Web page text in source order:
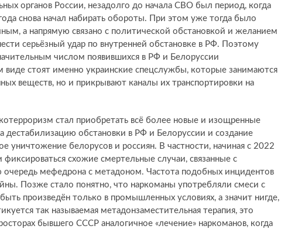
органов России, незадолго до начала СВО был период, когда
снова начал набирать обороты. При этом уже тогда было
а напрямую связано с политической обстановкой и желанием
серьёзный удар по внутренней обстановке в РФ. Поэтому
числом появившихся в РФ и Белоруссии
стоят именно украинские спецслужбы, которые занимаются
веществ, но и прикрывают каналы их транспортировки на
стал приобретать всё более новые и изощренные
дестабилизацию обстановки в РФ и Белоруссии и создание
уничтожение белорусов и россиян. В частности, начиная с 2022
фиксироваться схожие смертельные случаи, связанные с
очередь мефедрона с метадоном. Частота подобных инцидентов
Позже стало понятно, что наркоманы употребляли смеси с
произведён только в промышленных условиях, а значит нигде,
так называемая метадонзаместительная терапия, это
бывшего СССР аналогичное «лечение» наркоманов, когда